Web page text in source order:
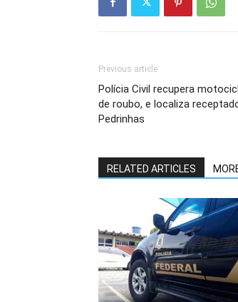
Previous article
Polícia Civil recupera
de roubo, e localiza
Pedrinhas
RELATED ARTICLES